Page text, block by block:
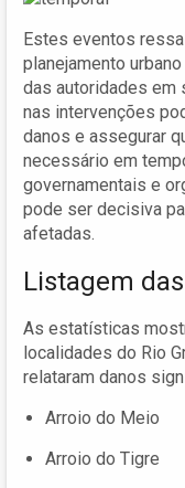
Estes eventos
planejamento
das autoridades em
nas intervenções
danos e assegurar
necessário em
governamentais e
pode ser decisiva
afetadas.
Listagem
As estatísticas
localidades do Rio
relataram danos
Arroio do Meio
Arroio do Tigre